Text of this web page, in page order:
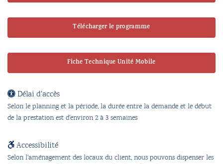
Télécharger le programme
Fiche Technique Unité Mobile
Délai d'accès
Selon le planning et la période, la durée entre la demande et le début
de la prestation est d'environ 2 à 3 semaines
Accessibilité
Selon l'aménagement des locaux du client, nous pouvons dispenser les